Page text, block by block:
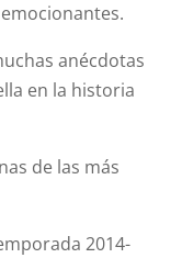
anécdotas
en la historia
de las más
2014-